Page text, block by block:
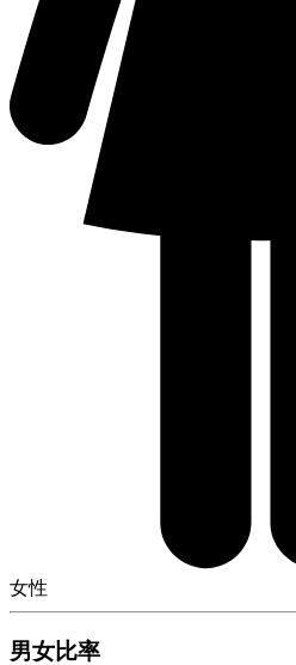
女性
男女比率